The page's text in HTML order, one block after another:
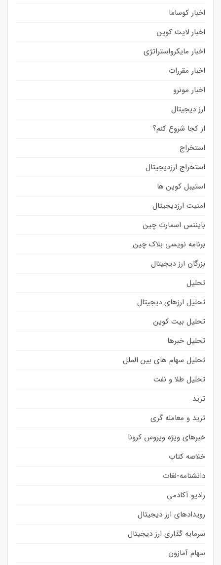
اخبار کوساما
اخبار لایت کوین
اخبار مایکرواستراتژی
اخبار مقررات
اخبار مونرو
ارز دیجیتال
از کجا شروع کنم؟
استخراج
استخراج ارزدیجیتال
استیبل کوین ها
امنیت ارزدیجیتال
بایننس اسمارت چین
برنامه نویسی بلاک چین
بزرگان ارز دیجیتال
تحلیل
تحلیل ارزهای دیجیتال
تحلیل بیت کوین
تحلیل خبرها
تحلیل سهام های بین الملل
تحلیل طلا و نفت
ترید
ترید و معامله گری
خبرهای ویژه ویروس کرونا
خلاصه کتاب
دانشنامه-لغات
رادیو آکادمی
رویدادهای ارز دیجیتال
سرمایه گذاری ارز دیجیتال
سهام آمازون